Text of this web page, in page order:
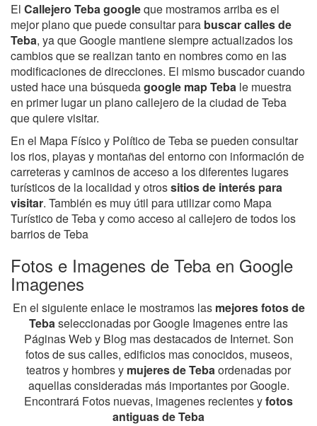
El Callejero Teba googleque mostramos arriba es el
mejor plano que puede consultar para buscar calles de
Teba, ya que Google mantiene siempre actualizados los
cambios que se realizan tanto en nombres como en las
modificaciones de direcciones. El mismo buscador cuando
usted hace una búsquedagoogle map Teba le muestra
en primer lugar un plano callejero de la ciudad de Teba
que quiere visitar.
En el Mapa Físico y Político de Teba se pueden consultar
los rios, playas y montañas del entorno con información de
carreteras y caminos de acceso a los diferentes lugares
turísticos de la localidad y otrossitios de interés para
visitar. También es muy útil para utilizar como Mapa
Turístico de Teba y como acceso al callejero de todos los
barrios de Teba
Fotos e Imagenes de Teba en Google
Imagenes
En el siguiente enlace le mostramos las mejores fotos de
Tebaseleccionadas por Google Imagenes entre las
Páginas Web y Blog mas destacados de Internet. Son
fotos de sus calles, edificios mas conocidos, museos,
teatros y hombres y mujeres de Tebaordenadas por
aquellas consideradas más importantes por Google.
Encontrará Fotos nuevas, imagenes recientes yfotos
antiguas de Teba